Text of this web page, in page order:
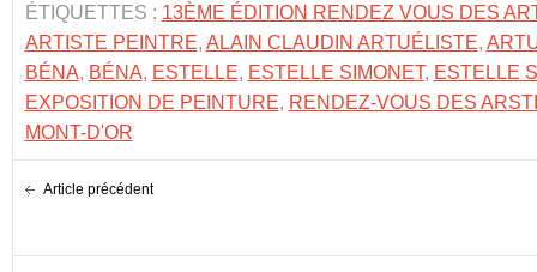
ÉTIQUETTES : 13ÈME ÉDITION RENDEZ VOUS DES
ARTISTE PEINTRE, ALAIN CLAUDIN ARTUÉLISTE,
BÉNA, BÉNA, ESTELLE, ESTELLE SIMONET, ESTELLE
EXPOSITION DE PEINTURE, RENDEZ-VOUS DES
MONT-D'OR
Article précédent